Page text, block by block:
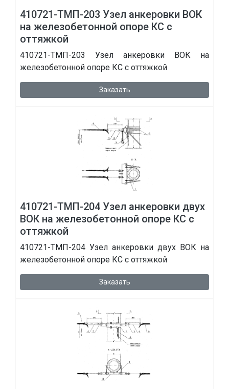
410721-ТМП-203 Узел анкеровки ВОК
на железобетонной опоре КС с
оттяжкой
410721-ТМП-203 Узел анкеровки ВОК на
железобетонной опоре КС с оттяжкой
Заказать
410721-ТМП-204 Узел анкеровки двух
ВОК на железобетонной опоре КС с
оттяжкой
410721-ТМП-204 Узел анкеровки двух ВОК на
железобетонной опоре КС с оттяжкой
Заказать